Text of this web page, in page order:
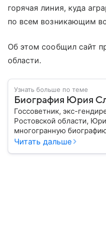
горячая линия, куда
по всем возникающим
Об этом сообщил сайт
области.
Узнать больше по теме
Биография Юрия
Госсоветник, экс-
Ростовской области,
многогранную
музыкального продюсера
Читать дальше